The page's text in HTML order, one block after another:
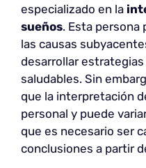
especializado en la
sueños. Esta persona
las causas
desarrollar
saludables. Sin
que la interpretación
personal y puede
que es necesario ser
conclusiones a partir